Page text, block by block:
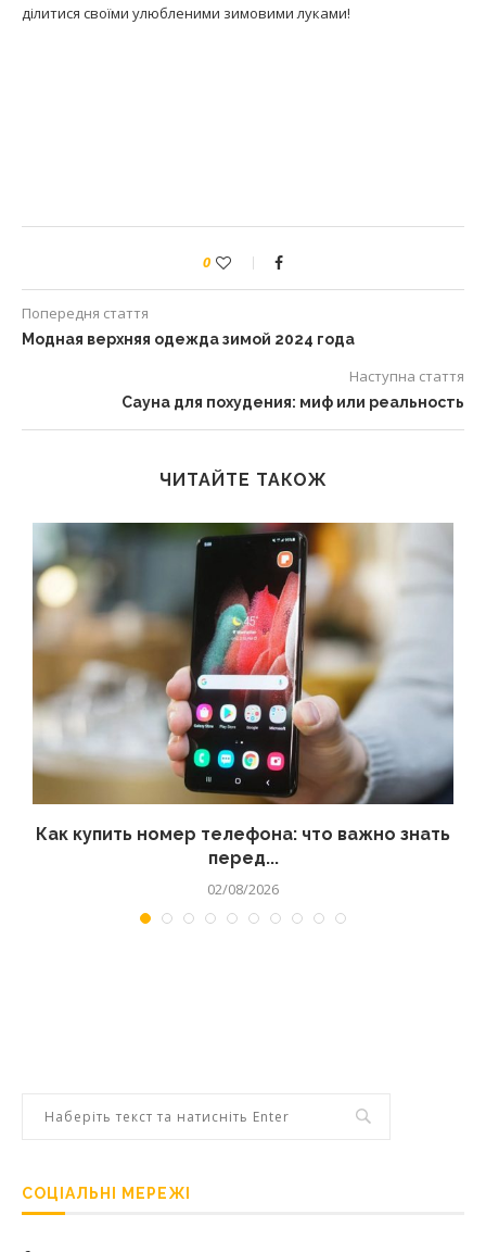
ділитися своїми улюбленими зимовими луками!
0
Попередня стаття
Модная верхняя одежда зимой 2024 года
Наступна стаття
Сауна для похудения: миф или реальность
ЧИТАЙТЕ ТАКОЖ
Как купить номер телефона: что важно знать
перед...
02/08/2026
СОЦІАЛЬНІ МЕРЕЖІ